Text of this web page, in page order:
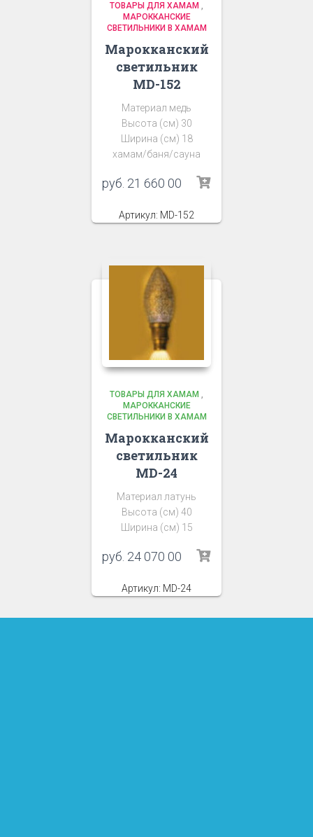
ТОВАРЫ ДЛЯ ХАМАМ ,
МАРОККАНСКИЕ
СВЕТИЛЬНИКИ В ХАМАМ
Марокканский
светильник
MD-152
Материал медь
Высота (см) 30
Ширина (см) 18
хамам/баня/сауна
руб. 21 660 00
Артикул: MD-152
ТОВАРЫ ДЛЯ ХАМАМ ,
МАРОККАНСКИЕ
СВЕТИЛЬНИКИ В ХАМАМ
Марокканский
светильник
MD-24
Материал латунь
Высота (см) 40
Ширина (см) 15
руб. 24 070 00
Артикул: MD-24